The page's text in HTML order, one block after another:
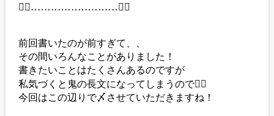
❁⃘‥‥‥‥‥‥‥‥‥‥‥‥‥❁⃘
前回書いたのが前すぎて、、
その間いろんなことがありました！
書きたいことはたくさんあるのですが
私気づくと鬼の長文になってしまうので😵‍💫
今回はこの辺りで〆させていただきますね！